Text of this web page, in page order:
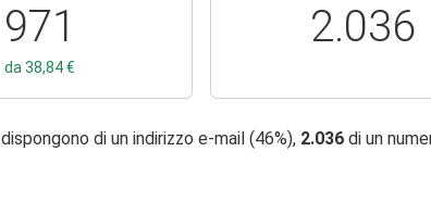
971
da 38,84 €
2.036
dispongono di un indirizzo e-mail (46%), 2.036 di un